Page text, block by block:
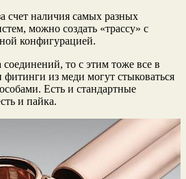
счет наличия самых разных
можно создать «трассу» с
конфигурацией.
соединений, то с этим тоже все в
фитинги из меди могут стыковаться
Есть и стандартные
и пайка.